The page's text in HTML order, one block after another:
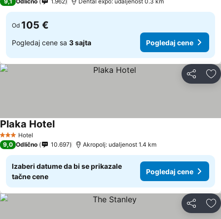
Od 105 €
Pogledaj cene sa 3 sajta Pogledaj cene
Deli
3 Zvezdice
Hotel
Plaka Hotel
9,0 Odlično 10.697 Akropolj: udaljenost 1.4 km
Izaberi datume da bi se prikazale
tačne cene
Pogledaj cene
Deli